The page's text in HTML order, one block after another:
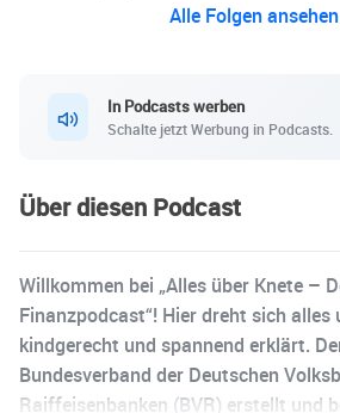
Alle Folgen
In Podcasts werben
Schalte jetzt Werbung in Podcasts.
Über diesen Podcast
Willkommen bei „Alles über Knete –
Finanzpodcast“! Hier dreht sich alles
kindgerecht und spannend erklärt.
Bundesverband der Deutschen
Raiffeisenbanken (BVR) erstellt und